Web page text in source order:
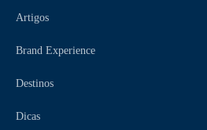
Artigos
Brand Experience
Destinos
Dicas